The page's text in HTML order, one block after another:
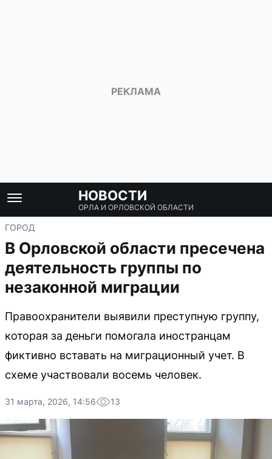
НОВОСТИ
ОРЛА И ОРЛОВСКОЙ ОБЛАСТИ
ГОРОД
В Орловской области пресечена
деятельность группы по
незаконной миграции
Правоохранители выявили преступную группу,
которая за деньги помогала иностранцам
фиктивно вставать на миграционный учет. В
схеме участвовали восемь человек.
31 марта, 2026, 14:56 13